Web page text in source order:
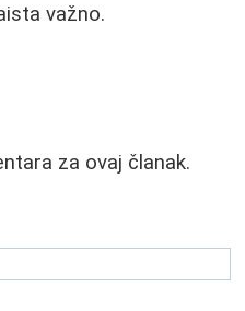
važno.
za ovaj članak.